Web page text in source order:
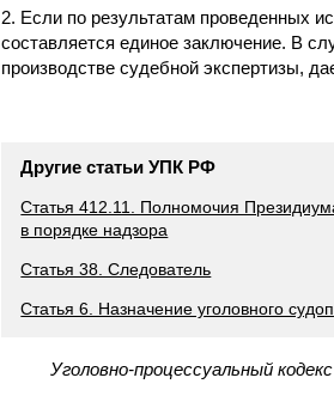
2. Если по результатам проведенных
составляется единое заключение. В
производстве судебной экспертизы,
Другие статьи УПК РФ
Статья 412.11. Полномочия
в порядке надзора
Статья 38. Следователь
Статья 6. Назначение уголовного
Уголовно-процессуальный